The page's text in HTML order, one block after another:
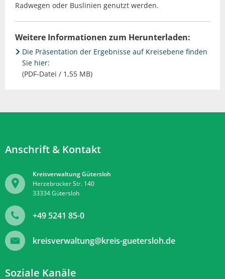
Radwegen oder Buslinien genutzt werden.
Weitere Informationen zum Herunterladen:
Die Präsentation der Ergebnisse auf Kreisebene finden
Sie hier:
(PDF-Datei / 1,55 MB)
Anschrift & Kontakt
Kreisverwaltung Gütersloh
Herzebrocker Str. 140
33334Gütersloh
+49 5241 85-0
kreisverwaltung@kreis-guetersloh.de
Soziale Kanäle